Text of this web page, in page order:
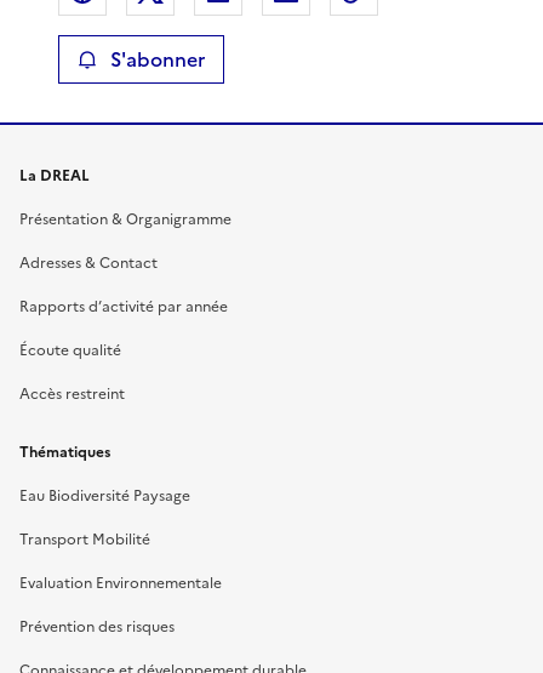
S'abonner
La DREAL
Présentation & Organigramme
Adresses & Contact
Rapports d’activité par année
Écoute qualité
Accès restreint
Thématiques
Eau Biodiversité Paysage
Transport Mobilité
Evaluation Environnementale
Prévention des risques